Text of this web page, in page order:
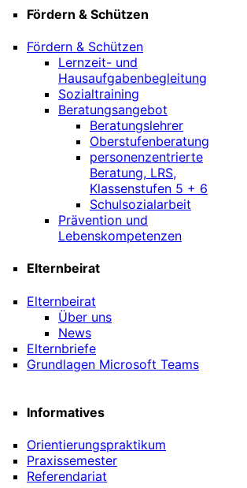
Fördern & Schützen
Fördern & Schützen
Lernzeit- und
Hausaufgabenbegleitung
Sozialtraining
Beratungsangebot
Beratungslehrer
Oberstufenberatung
personenzentrierte
Beratung, LRS,
Klassenstufen 5 + 6
Schulsozialarbeit
Prävention und
Lebenskompetenzen
Elternbeirat
Elternbeirat
Über uns
News
Elternbriefe
Grundlagen Microsoft Teams
Informatives
Orientierungspraktikum
Praxissemester
Referendariat